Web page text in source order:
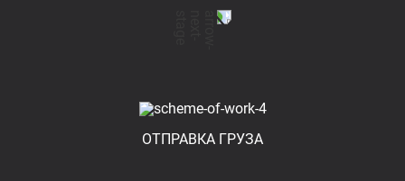
ОТПРАВКА ГРУЗА